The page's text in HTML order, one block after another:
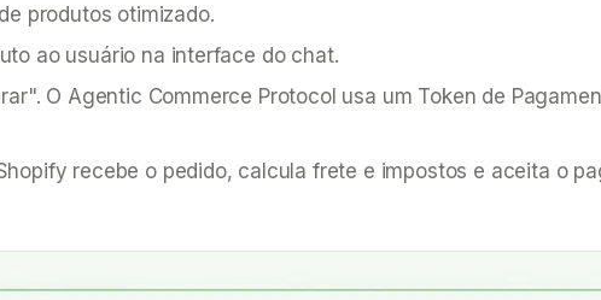
produtos otimizado.
ao usuário na interface do chat.
O Agentic Commerce Protocol usa um Token de
recebe o pedido, calcula frete e impostos e aceita o